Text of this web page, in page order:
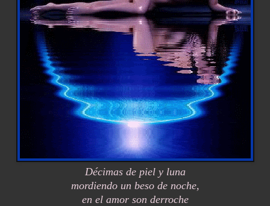
Décimas de piel y luna
mordiendo un beso de noche,
en el amor son derroche